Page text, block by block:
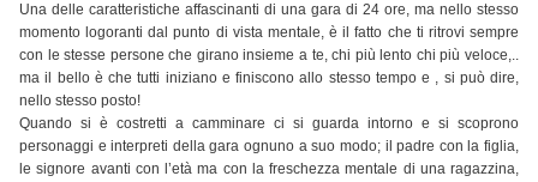
Una delle caratteristiche affascinanti di una gara di 24 ore, ma nello stesso
momento logoranti dal punto di vista mentale, è il fatto che ti ritrovi sempre
con le stesse persone che girano insieme a te, chi più lento chi più veloce,..
ma il bello è che tutti iniziano e finiscono allo stesso tempo e , si può dire,
nello stesso posto!
Quando si è costretti a camminare ci si guarda intorno e si scoprono
personaggi e interpreti della gara ognuno a suo modo; il padre con la figlia,
le signore avanti con l’età ma con la freschezza mentale di una ragazzina,